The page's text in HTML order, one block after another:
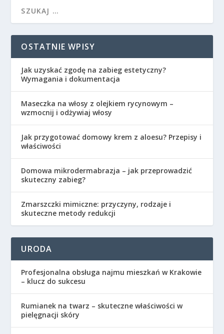
OSTATNIE WPISY
Jak uzyskać zgodę na zabieg estetyczny?
Wymagania i dokumentacja
Maseczka na włosy z olejkiem rycynowym –
wzmocnij i odżywiaj włosy
Jak przygotować domowy krem z aloesu? Przepisy i
właściwości
Domowa mikrodermabrazja – jak przeprowadzić
skuteczny zabieg?
Zmarszczki mimiczne: przyczyny, rodzaje i
skuteczne metody redukcji
URODA
Profesjonalna obsługa najmu mieszkań w Krakowie
– klucz do sukcesu
Rumianek na twarz – skuteczne właściwości w
pielęgnacji skóry